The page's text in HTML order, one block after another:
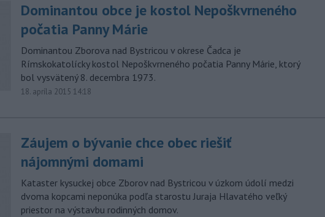
Dominantou obce je kostol Nepoškvrneného
počatia Panny Márie
Dominantou Zborova nad Bystricou v okrese Čadca je
Rímskokatolícky kostol Nepoškvrneného počatia Panny Márie, ktorý
bol vysvätený 8. decembra 1973.
18. apríla 2015 14:18
Záujem o bývanie chce obec riešiť
nájomnými domami
Kataster kysuckej obce Zborov nad Bystricou v úzkom údolí medzi
dvoma kopcami neponúka podľa starostu Juraja Hlavatého veľký
priestor na výstavbu rodinných domov.